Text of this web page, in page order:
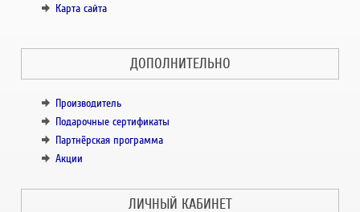
Карта сайта
ДОПОЛНИТЕЛЬНО
Производитель
Подарочные сертификаты
Партнёрская программа
Акции
ЛИЧНЫЙ КАБИНЕТ